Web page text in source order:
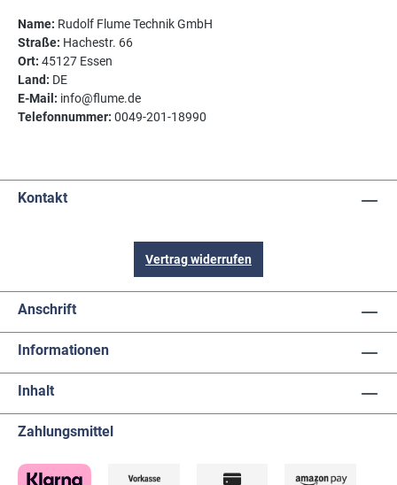
Name: Rudolf Flume Technik GmbH
Straße: Hachestr. 66
Ort: 45127 Essen
Land: DE
E-Mail: info@flume.de
Telefonnummer: 0049-201-18990
Kontakt
Vertrag widerrufen
Anschrift
Informationen
Inhalt
Zahlungsmittel